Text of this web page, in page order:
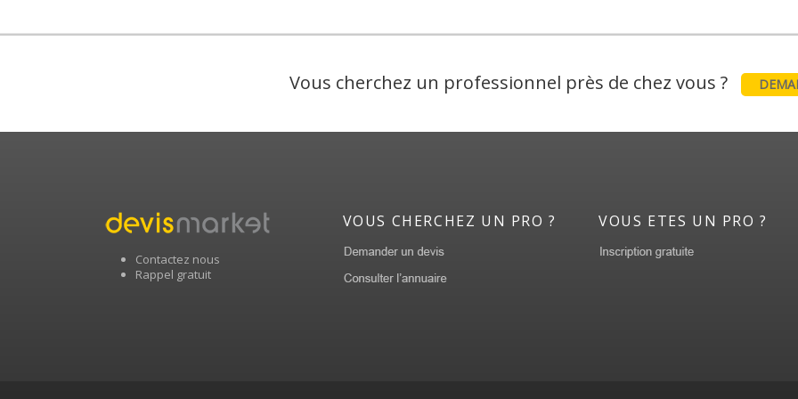
Vous cherchez un professionnel près de chez vous ?
Contactez nous
Rappel gratuit
VOUS CHERCHEZ UN PRO ? VOUS ETES UN PRO ?